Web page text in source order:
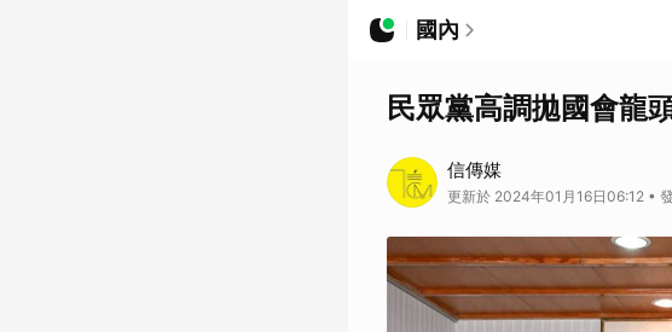
國內
民眾黨高調拋國會龍
信傳媒
更新於 2024年01月16日06:12 •